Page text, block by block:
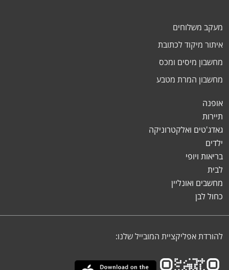
מעקב משלוחים
איתור מיקוד לכתובת
מחשבון מיסים ומכס
מחשבון המרת מטבע
אופנה
תיירות
גאדג'טים ואלקטרוניקה
ילדים
בריאות ויופי
לבית
מחשבים ואונליין
כחול לבן
להורדת אפליקציית המובייל שלנו: